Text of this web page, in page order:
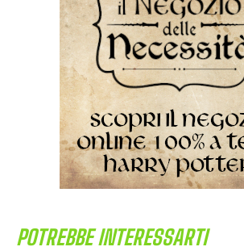
POTREBBE INTERESSARTI